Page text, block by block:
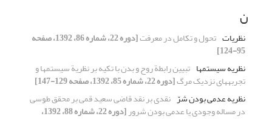
ن
نظریات تحول و تکامل در معرفت [دوره 22، شماره 86، 1392، صفحه
95-124]
نظریه سیستم‏ها تبیین رابطة روح و بدن با تکیه بر نظریة سیستم‏ها و
تجربه‏های نزدیک مرگ[دوره 22، شماره 85، 1392، صفحه 129-147]
نظریه عدمی بودن شرّ نقدی بر نقد قاضی سعید قمی بر محقق طوسی
در مساله وجودی یا عدمی بودن شرور [دوره 22، شماره 88، 1392،